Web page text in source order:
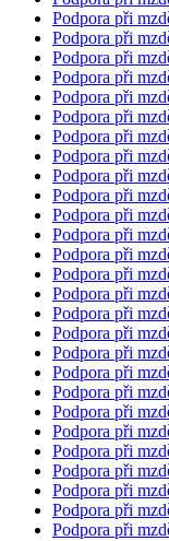
Podpora při
Podpora při
Podpora při
Podpora při
Podpora při
Podpora při
Podpora při
Podpora při
Podpora při
Podpora při
Podpora při
Podpora při
Podpora při
Podpora při
Podpora při
Podpora při
Podpora při
Podpora při
Podpora při
Podpora při
Podpora při
Podpora při
Podpora při
Podpora při
Podpora při
Podpora při
Podpora při